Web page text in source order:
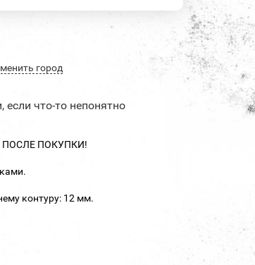
город
что-то непонятно
ПОКУПКИ!
контуру: 12 мм.